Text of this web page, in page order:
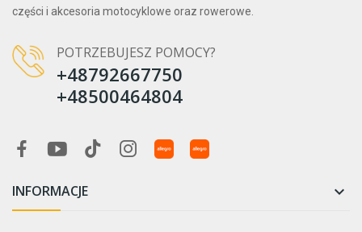
części i akcesoria motocyklowe oraz rowerowe.
POTRZEBUJESZ POMOCY?
+48792667750
+48500464804
INFORMACJE 